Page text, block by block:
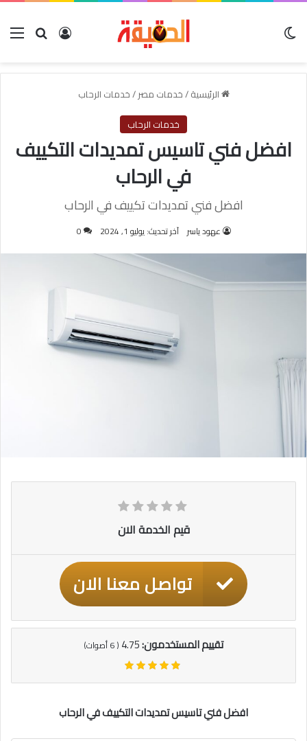
بحث عنتسجيل
الرئيسية/خدمات مصر/خدمات الرحاب
خدمات الرحاب
افضل فني تاسيس تمديدات التكييف
في الرحاب
افضل فني تمديدات تكييف في الرحاب
عهود ياسر آخر تحديث: يوليو 1, 2024 0
قيم الخدمة الان
تواصل معنا الان
تقييم المستخدمون:4.75
(
6أصوات)
افضل فني تاسيس تمديدات التكييف في الرحاب